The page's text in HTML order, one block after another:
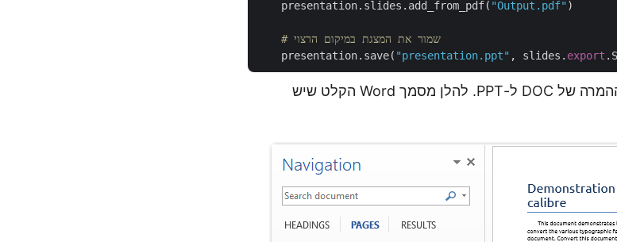
    presentation.slides.add_from_pdf(
"Output.pdf" )
# שמור את המצגת במיקום הרצוי
    presentation.save(
"presentation.ppt" , slides. export
להדגמה, בואו נסתכל על תוצאות ההמרה של DOC ל-PPT. להלן מסמך Word הקלט שיש